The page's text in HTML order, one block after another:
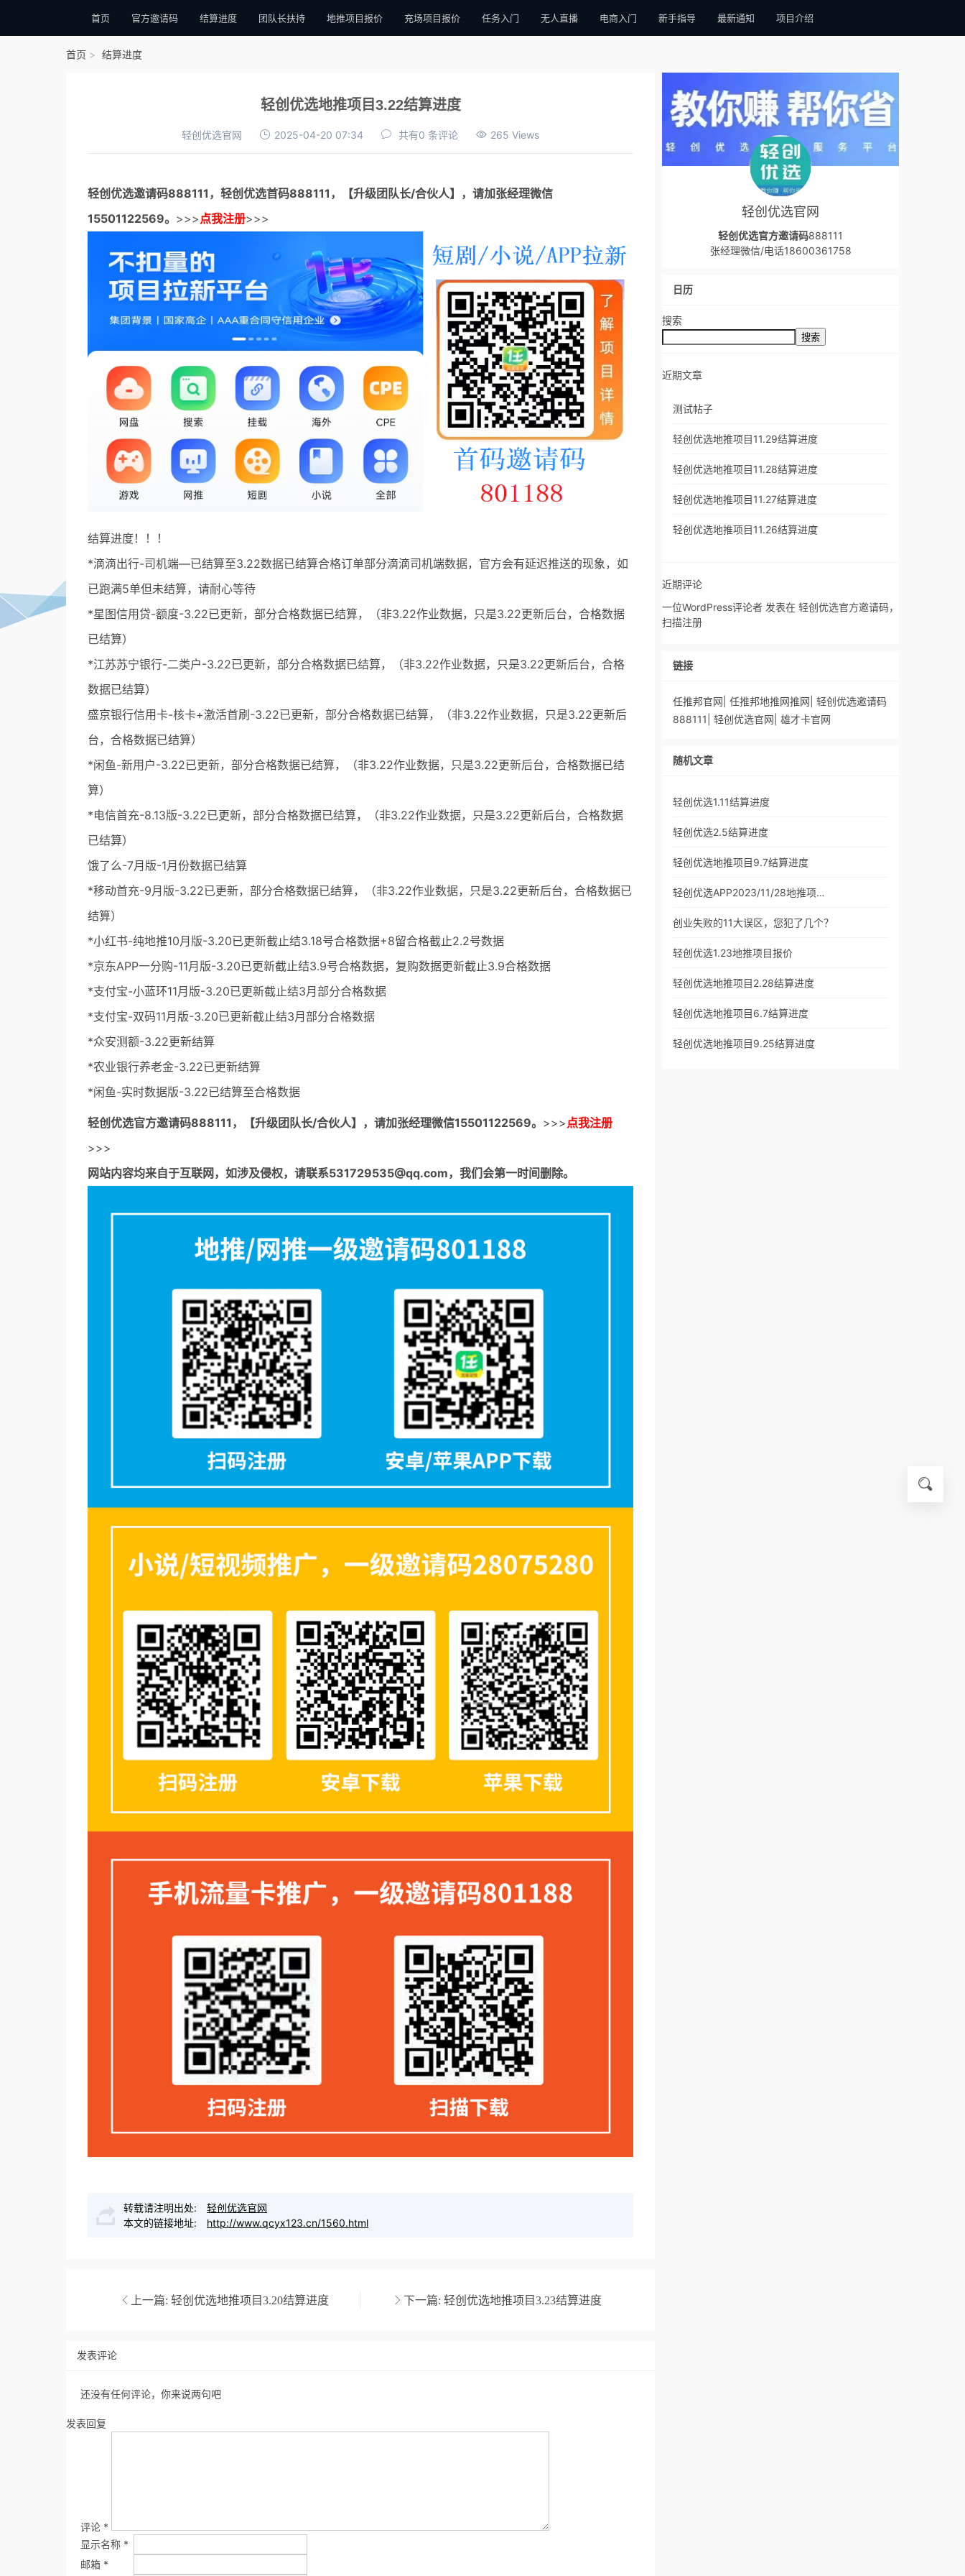
首页 官方邀请码 结算进度 团队长扶持 地推项目报价 充场项目报价 任务入门 无人直播 电商入门 新手指导 最新通知 项目介绍
首页 结算进度
轻创优选地推项目3.22结算进度
轻创优选官网 2025-04-20 07:34 共有0 条评论 265 Views
轻创优选邀请码888111， 轻创优选首码888111，【升级团队长/合伙人】，请加张经理微信
15501122569。 >>>点我注册>>>
结算进度！！！
*滴滴出行-司机端—已结算至3.22数据已结算合格订单部分滴滴司机端数据，官方会有延迟推送的现象，如
已跑满5单但未结算，请耐心等待
*星图信用贷-额度-3.22已更新，部分合格数据已结算，（非3.22作业数据，只是3.22更新后台，合格数据
已结算）
*江苏苏宁银行-二类户-3.22已更新，部分合格数据已结算，（非3.22作业数据，只是3.22更新后台，合格
数据已结算）
盛京银行信用卡-核卡+激活首刷-3.22已更新，部分合格数据已结算，（非3.22作业数据，只是3.22更新后
台，合格数据已结算）
*闲鱼-新用户-3.22已更新，部分合格数据已结算，（非3.22作业数据，只是3.22更新后台，合格数据已结
算）
*电信首充-8.13版-3.22已更新，部分合格数据已结算，（非3.22作业数据，只是3.22更新后台，合格数据
已结算）
饿了么-7月版-1月份数据已结算
*移动首充-9月版-3.22已更新，部分合格数据已结算，（非3.22作业数据，只是3.22更新后台，合格数据已
结算）
*小红书-纯地推10月版-3.20已更新截止结3.18号合格数据+8留合格截止2.2号数据
*京东APP一分购-11月版-3.20已更新截止结3.9号合格数据，复购数据更新截止3.9合格数据
*支付宝-小蓝环11月版-3.20已更新截止结3月部分合格数据
*支付宝-双码11月版-3.20已更新截止结3月部分合格数据
*众安测额-3.22更新结算
*农业银行养老金-3.22已更新结算
*闲鱼-实时数据版-3.22已结算至合格数据
轻创优选官方邀请码888111，【升级团队长/合伙人】，请加张经理微信15501122569。 >>>点我注册
>>>
网站内容均来自于互联网，如涉及侵权，请联系531729535@qq.com，我们会第一时间删除。
转载请注明出处:
轻创优选官网
本文的链接地址:
http://www.qcyx123.cn/1560.html
上一篇: 轻创优选地推项目3.20结算进度 下一篇: 轻创优选地推项目3.23结算进度
发表评论
还没有任何评论，你来说两句吧
发表回复
评论 *
显示名称 *
邮箱 *
轻创优选官网
轻创优选官方邀请码888111
张经理微信/电话18600361758
日历
搜索
搜索
近期文章
测试帖子
轻创优选地推项目11.29结算进度
轻创优选地推项目11.28结算进度
轻创优选地推项目11.27结算进度
轻创优选地推项目11.26结算进度
近期评论
一位WordPress评论者 发表在 轻创优选官方邀请码，
扫描注册
链接
任推邦官网 任推邦地推网推网 轻创优选邀请码
888111
轻创优选官网 雄才卡官网
随机文章
轻创优选1.11结算进度
轻创优选2.5结算进度
轻创优选地推项目9.7结算进度
轻创优选APP2023/11/28地推项…
创业失败的11大误区，您犯了几个？
轻创优选1.23地推项目报价
轻创优选地推项目2.28结算进度
轻创优选地推项目6.7结算进度
轻创优选地推项目9.25结算进度